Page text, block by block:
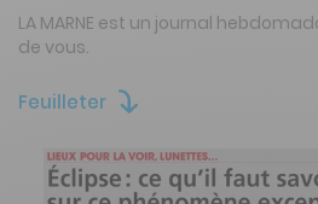
Feuilleter
LA MARNE est un journal
de vous.